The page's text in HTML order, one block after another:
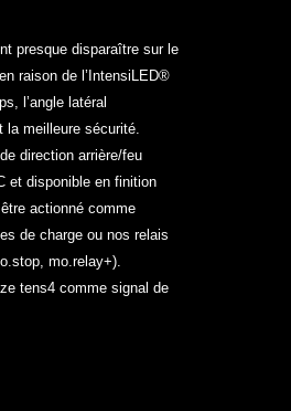
presque disparaître sur le
raison de l’IntensiLED®
l’angle latéral
la meilleure sécurité.
direction arrière/feu
et disponible en finition
actionné comme
de charge ou nos relais
mo.relay+).
tens4 comme signal de